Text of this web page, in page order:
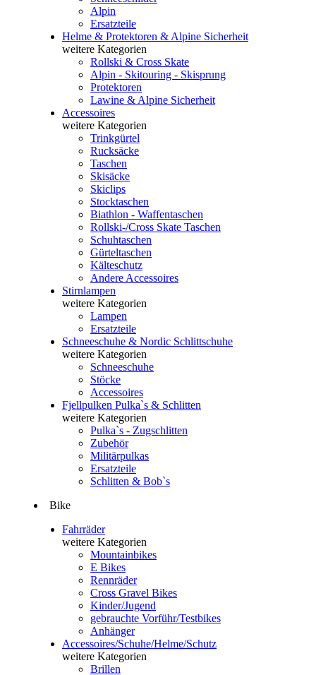
Alpin
Ersatzteile
Helme & Protektoren & Alpine Sicherheit
weitere Kategorien
Rollski & Cross Skate
Alpin - Skitouring - Skisprung
Protektoren
Lawine & Alpine Sicherheit
Accessoires
weitere Kategorien
Trinkgürtel
Rucksäcke
Taschen
Skisäcke
Skiclips
Stocktaschen
Biathlon - Waffentaschen
Rollski-/Cross Skate Taschen
Schuhtaschen
Gürteltaschen
Kälteschutz
Andere Accessoires
Stirnlampen
weitere Kategorien
Lampen
Ersatzteile
Schneeschuhe & Nordic Schlittschuhe
weitere Kategorien
Schneeschuhe
Stöcke
Accessoires
Fjellpulken Pulka`s & Schlitten
weitere Kategorien
Pulka`s - Zugschlitten
Zubehör
Militärpulkas
Ersatzteile
Schlitten & Bob`s
Bike
Fahrräder
weitere Kategorien
Mountainbikes
E Bikes
Rennräder
Cross Gravel Bikes
Kinder/Jugend
gebrauchte Vorführ/Testbikes
Anhänger
Accessoires/Schuhe/Helme/Schutz
weitere Kategorien
Brillen